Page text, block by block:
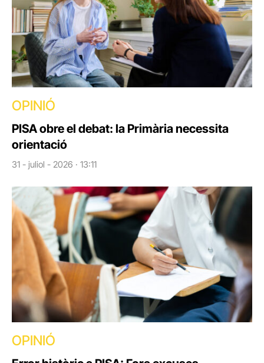
OPINIÓ
PISA obre el debat: la Primària necessita
orientació
31 - juliol - 2026 · 13:11
OPINIÓ